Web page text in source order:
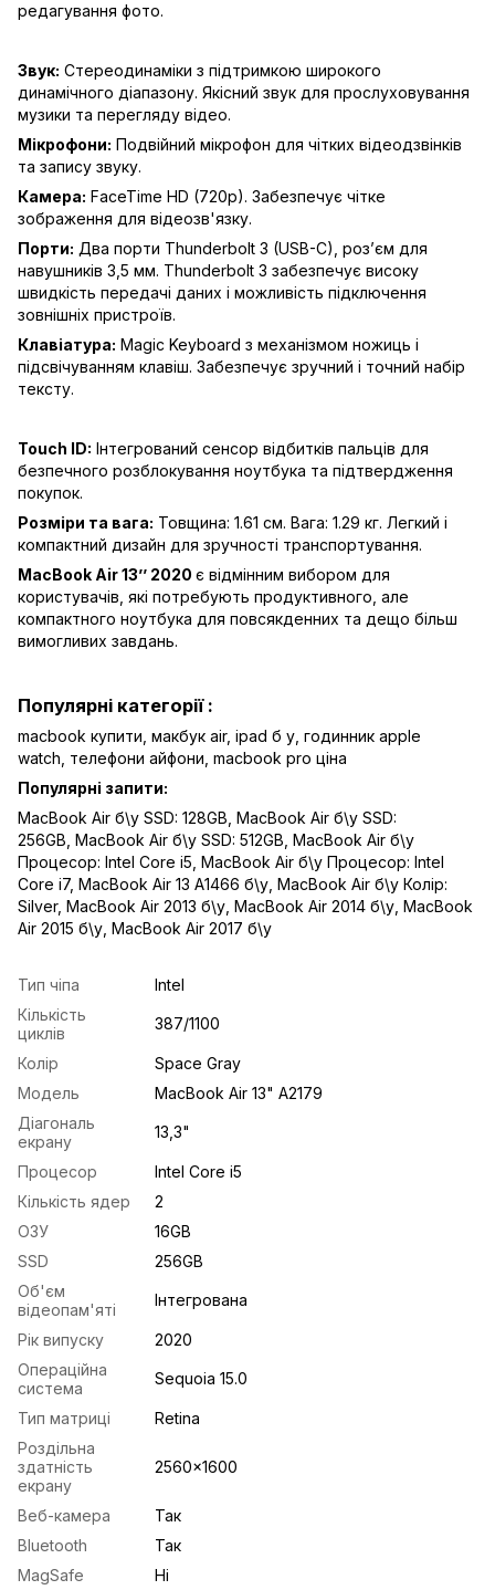
редагування фото.
Звук: Стереодинаміки з підтримкою широкого
динамічного діапазону. Якісний звук для прослуховування
музики та перегляду відео.
Мікрофони: Подвійний мікрофон для чітких відеодзвінків
та запису звуку.
Камера: FaceTime HD (720p). Забезпечує чітке
зображення для відеозв'язку.
Порти: Два порти Thunderbolt 3 (USB-C), роз’єм для
навушників 3,5 мм. Thunderbolt 3 забезпечує високу
швидкість передачі даних і можливість підключення
зовнішніх пристроїв.
Клавіатура: Magic Keyboard з механізмом ножиць і
підсвічуванням клавіш. Забезпечує зручний і точний набір
тексту.
Touch ID: Інтегрований сенсор відбитків пальців для
безпечного розблокування ноутбука та підтвердження
покупок.
Розміри та вага: Товщина: 1.61 см. Вага: 1.29 кг. Легкий і
компактний дизайн для зручності транспортування.
MacBook Air 13’’ 2020 є відмінним вибором для
користувачів, які потребують продуктивного, але
компактного ноутбука для повсякденних та дещо більш
вимогливих завдань.
Популярні категорії :
macbook купити, макбук air, ipad б у, годинник apple
watch телефони айфони, macbook pro ціна
Популярні запити:
MacBook Air б\у SSD: 128GB MacBook Air б\у SSD:
256GB MacBook Air б\у SSD: 512GB MacBook Air б\у
Процесор: Intel Core i5 MacBook Air б\у Процесор: Intel
Core i7, MacBook Air 13 A1466 б\у MacBook Air б\у Колір:
Silver, MacBook Air 2013 б\у MacBook Air 2014 б\у MacBook
Air 2015 б\у MacBook Air 2017 б\у
Тип чіпа
Intel
Кількість
циклів
387/1100
Колір
Space Gray
Модель
MacBook Air 13" A2179
Діагональ
екрану
13,3"
Процесор
Intel Core i5
Кількість ядер
2
ОЗУ
16GB
SSD
256GB
Об'єм
відеопам'яті
Інтегрована
Рік випуску
2020
Операційна
система
Sequoia 15.0
Тип матриці
Retina
Роздільна
здатність
екрану
2560x1600
Веб-камера
Так
Bluetooth
Так
MagSafe
Ні